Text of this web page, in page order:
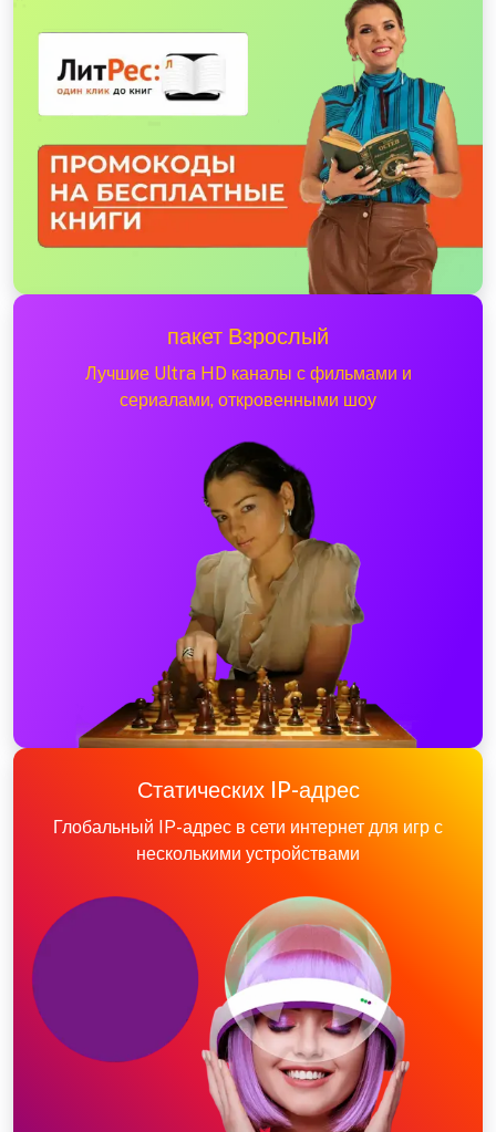
пакет Взрослый
Лучшие Ultra HD каналы с фильмами и
сериалами, откровенными шоу
Статических IP-адрес
Глобальный IP-адрес в сети интернет для игр с
несколькими устройствами